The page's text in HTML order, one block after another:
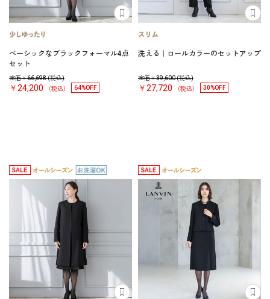
ベーシックなブラックフォーマル4点
セット
定価￥66,698(税込)
￥24,200 （税込） 64%OFF
洗える｜ロールカラーのセットアップ
定価￥39,600(税込)
￥27,720 （税込） 30%OFF